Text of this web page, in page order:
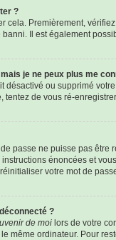
?
cela. Premièrement,
Il est également
je ne peux plus me
désactivé ou supprimé
tentez de vous ré-
passe ne puisse pas
instructions énoncées et
votre mot de
?
de moi lors de votre
même ordinateur. Pour